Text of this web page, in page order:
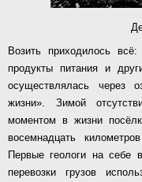
Возить приходилось
продукты питания и
осуществлялась через
жизни». Зимой
моментом в жизни
восемнадцать
Первые геологи на себе
перевозки грузов